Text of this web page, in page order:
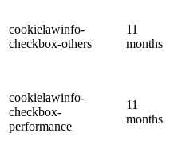
cookielawinfo-
checkbox-others
11
months
cookielawinfo-
checkbox-
performance
11
months